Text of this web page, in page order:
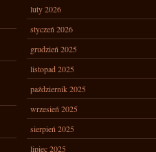
luty 2026
styczeń 2026
grudzień 2025
listopad 2025
październik 2025
wrzesień 2025
sierpień 2025
lipiec 2025